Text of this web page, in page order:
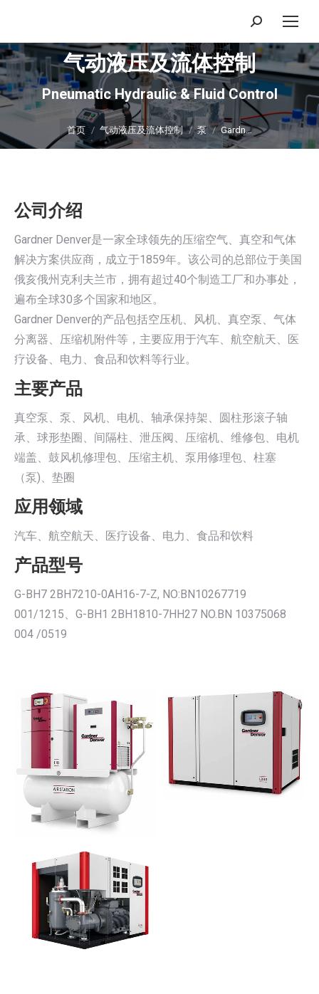
搜
索：
气动液压及流体控制
Pneumatic Hydraulic & Fluid Control
你在这里：
首页 气动液压及流体控制 泵 Gardn…
公司介绍
Gardner Denver是一家全球领先的压缩空气、真空和气体
解决方案供应商，成立于1859年。该公司的总部位于美国
俄亥俄州克利夫兰市，拥有超过40个制造工厂和办事处，
遍布全球30多个国家和地区。
Gardner Denver的产品包括空压机、风机、真空泵、气体
分离器、压缩机附件等，主要应用于汽车、航空航天、医
疗设备、电力、食品和饮料等行业。
主要产品
真空泵、泵、风机、电机、轴承保持架、圆柱形滚子轴
承、球形垫圈、间隔柱、泄压阀、压缩机、维修包、电机
端盖、鼓风机修理包、压缩主机、泵用修理包、柱塞
（泵)、垫圈
应用领域
汽车、航空航天、医疗设备、电力、食品和饮料
产品型号
G-BH7 2BH7210-0AH16-7-Z, NO:BN10267719
001/1215、G-BH1 2BH1810-7HH27 NO.BN 10375068
004 /0519